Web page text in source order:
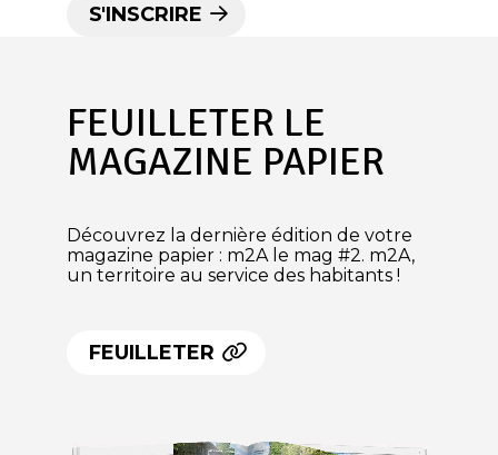
S'INSCRIRE
FEUILLETER LE
MAGAZINE PAPIER
Découvrez la dernière édition de votre
magazine papier : m2A le mag #2. m2A,
un territoire au service des habitants !
FEUILLETER